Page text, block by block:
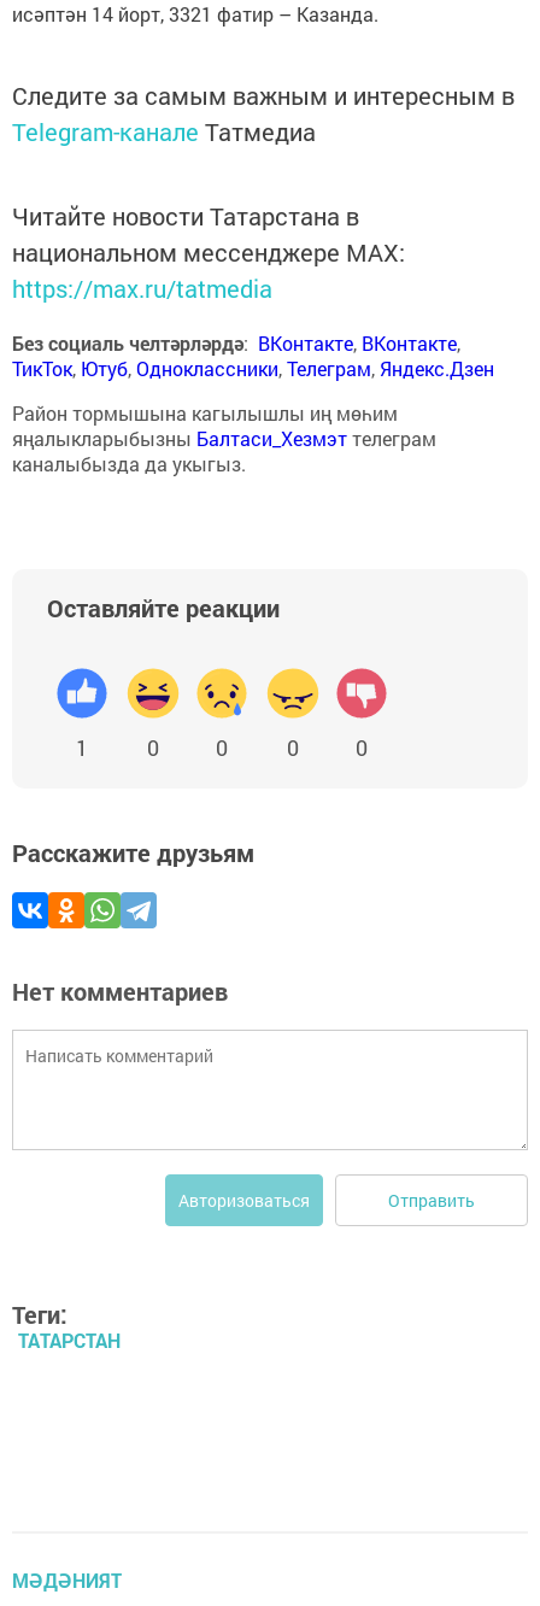
исәптән 14 йорт, 3321 фатир – Казанда.
Следите за самым важным и интересным в
Telegram-канале Татмедиа
Читайте новости Татарстана в
национальном мессенджере MАХ:
https://max.ru/tatmedia
Без социаль челтәрләрдә: ВКонтакте, ВКонтакте,
ТикТок, Ютуб,Одноклассники,Телеграм, Яндекс.Дзен
Район тормышына кагылышлы иң мөһим
яңалыкларыбызны Балтаси_Хезмэттелеграм
каналыбызда да укыгыз.
Оставляйте реакции
1 0 0 0 0
Расскажите друзьям
Нет комментариев
Авторизоваться Отправить
Теги:
ТАТАРСТАН
МӘДӘНИЯТ